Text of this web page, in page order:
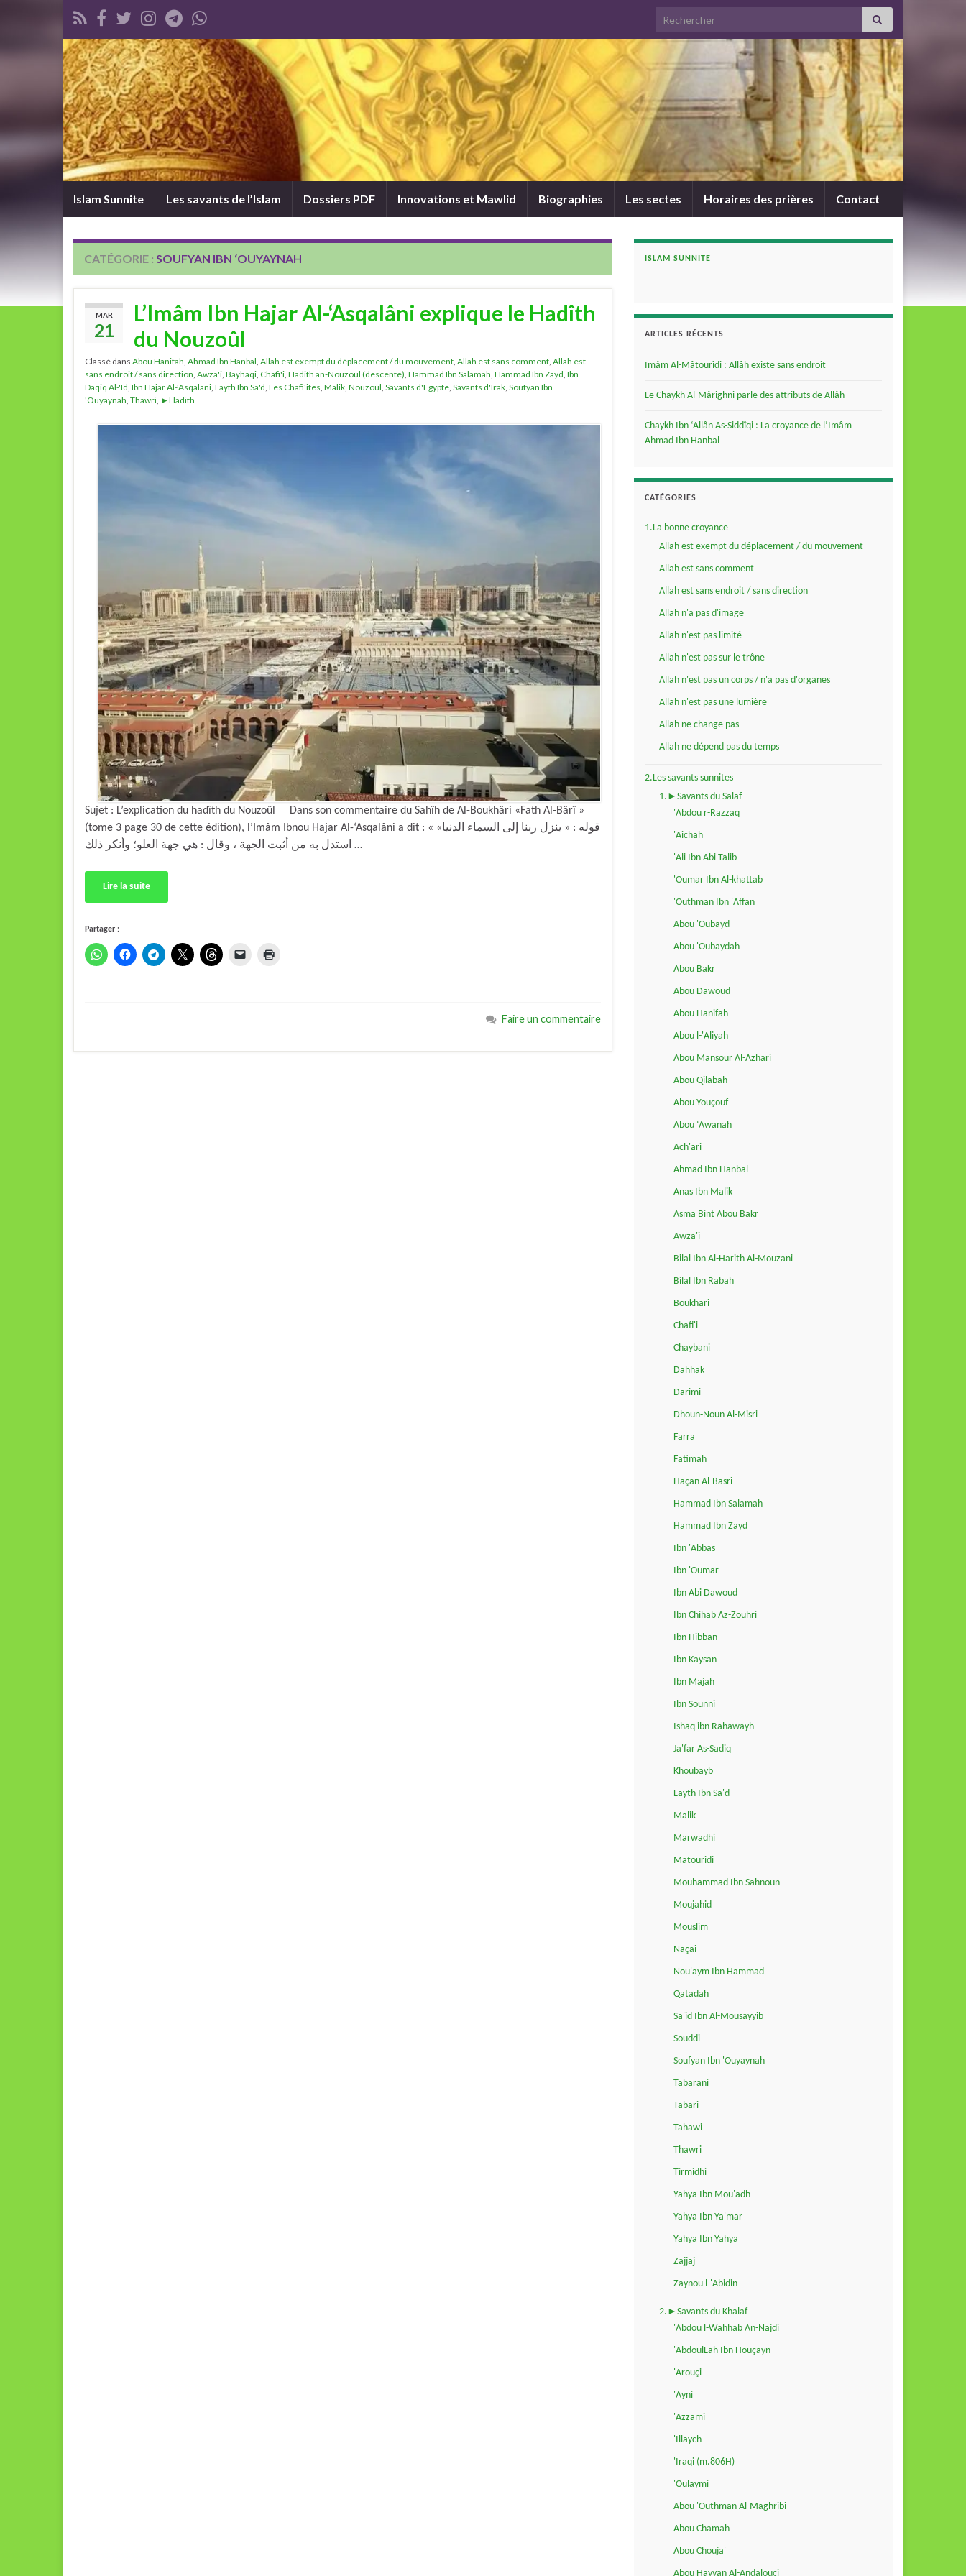
Search for:
Islam Sunnite Les savants de l’Islam Dossiers PDF Innovations et Mawlid Biographies Les sectes Horaires des prières Contact
CATÉGORIE : SOUFYAN IBN ‘OUYAYNAH
MAR
21
L’Imâm Ibn Hajar Al-‘Asqalâni explique le Hadîth
du Nouzoûl
Classé dans Abou Hanifah, Ahmad Ibn Hanbal, Allah est exempt du déplacement / du mouvement, Allah est sans comment, Allah est
sans endroit / sans direction, Awza'i, Bayhaqi, Chafi'i, Hadith an-Nouzoul (descente), Hammad Ibn Salamah, Hammad Ibn Zayd, Ibn
Daqiq Al-'Id, Ibn Hajar Al-'Asqalani, Layth Ibn Sa'd, Les Chafi'ites, Malik, Nouzoul, Savants d'Egypte, Savants d'Irak, Soufyan Ibn
'Ouyaynah, Thawri, ►Hadith
Sujet : L’explication du hadîth du Nouzoûl Dans son commentaire du Sahîh de Al-Boukhâri «Fath Al-Bârî »
(tome 3 page 30 de cette édition), l’Imâm Ibnou Hajar Al-‘Asqalâni a dit : « قوله : « ينزل ربنا إلى السماء الدنيا»
استدل به من أثبت الجهة ، وقال : هي جهة العلو؛ وأنكر ذلك …
Lire la suite
Partager :
Faire un commentaire
ISLAM SUNNITE
ARTICLES RÉCENTS
Imâm Al-Mâtourîdi : Allâh existe sans endroit
Le Chaykh Al-Mârighni parle des attributs de Allâh
Chaykh Ibn ‘Allân As-Siddîqi : La croyance de l’Imâm
Ahmad Ibn Hanbal
CATÉGORIES
1.La bonne croyance
Allah est exempt du déplacement / du mouvement
Allah est sans comment
Allah est sans endroit / sans direction
Allah n'a pas d'image
Allah n'est pas limité
Allah n'est pas sur le trône
Allah n'est pas un corps / n'a pas d'organes
Allah n'est pas une lumière
Allah ne change pas
Allah ne dépend pas du temps
2.Les savants sunnites
1.►Savants du Salaf
'Abdou r-Razzaq
'Aichah
'Ali Ibn Abi Talib
'Oumar Ibn Al-khattab
'Outhman Ibn 'Affan
Abou 'Oubayd
Abou 'Oubaydah
Abou Bakr
Abou Dawoud
Abou Hanifah
Abou l-'Aliyah
Abou Mansour Al-Azhari
Abou Qilabah
Abou Youçouf
Abou ‘Awanah
Ach'ari
Ahmad Ibn Hanbal
Anas Ibn Malik
Asma Bint Abou Bakr
Awza'i
Bilal Ibn Al-Harith Al-Mouzani
Bilal Ibn Rabah
Boukhari
Chafi'i
Chaybani
Dahhak
Darimi
Dhoun-Noun Al-Misri
Farra
Fatimah
Haçan Al-Basri
Hammad Ibn Salamah
Hammad Ibn Zayd
Ibn 'Abbas
Ibn 'Oumar
Ibn Abi Dawoud
Ibn Chihab Az-Zouhri
Ibn Hibban
Ibn Kaysan
Ibn Majah
Ibn Sounni
Ishaq ibn Rahawayh
Ja'far As-Sadiq
Khoubayb
Layth Ibn Sa'd
Malik
Marwadhi
Matouridi
Mouhammad Ibn Sahnoun
Moujahid
Mouslim
Naçai
Nou'aym Ibn Hammad
Qatadah
Sa'id Ibn Al-Mousayyib
Souddi
Soufyan Ibn 'Ouyaynah
Tabarani
Tabari
Tahawi
Thawri
Tirmidhi
Yahya Ibn Mou'adh
Yahya Ibn Ya'mar
Yahya Ibn Yahya
Zajjaj
Zaynou l-'Abidin
2.►Savants du Khalaf
'Abdou l-Wahhab An-Najdi
'AbdoulLah Ibn Houçayn
'Arouçi
'Ayni
'Azzami
'Illaych
'Iraqi (m.806H)
'Oulaymi
Abou 'Outhman Al-Maghribi
Abou Chamah
Abou Chouja'
Abou Hayyan Al-Andalouçi